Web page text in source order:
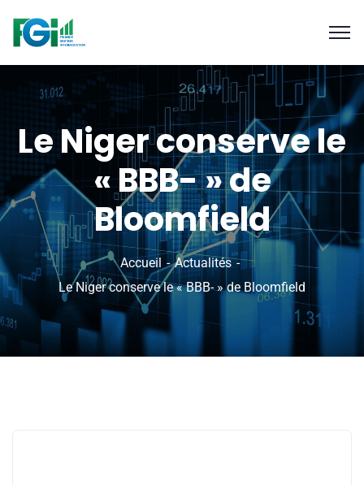
Le Niger conserve le
« BBB- » de
Bloomfield
Accueil
Actualités
Le Niger conserve le « BBB- » de Bloomfield